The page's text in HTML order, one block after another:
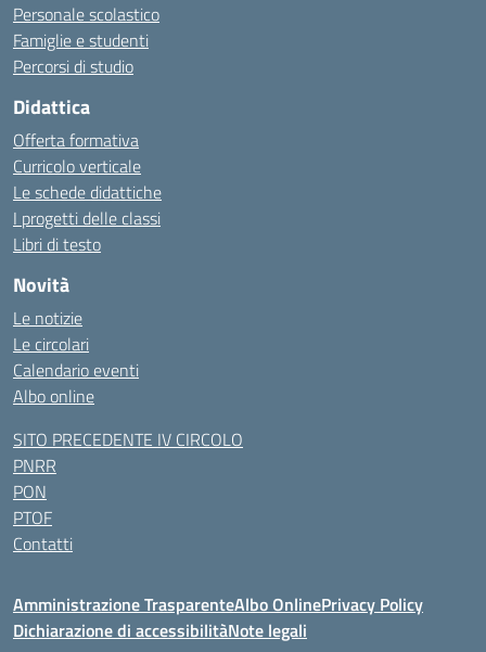
Personale scolastico
Famiglie e studenti
Percorsi di studio
Didattica
Offerta formativa
Curricolo verticale
Le schede didattiche
I progetti delle classi
Libri di testo
Novità
Le notizie
Le circolari
Calendario eventi
Albo online
SITO PRECEDENTE IV CIRCOLO
PNRR
PON
PTOF
Contatti
Amministrazione TrasparenteAlbo OnlinePrivacy Policy
Dichiarazione di accessibilitàNote legali